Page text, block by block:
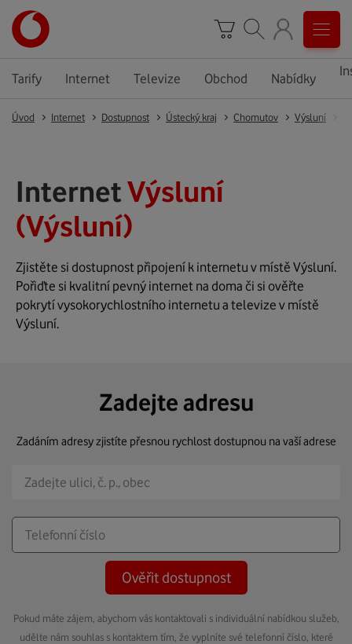
Tarify Internet Televize Obchod Nabídky
Úvod Internet Dostupnost Ústecký kraj Chomutov Výsluní
InternetVýsluní
(Výsluní)
Zjistěte si dostupnost připojení k internetu v místě Výsluní.
Pořiďte si kvalitní pevný internet na doma či si ověřte
pokrytí vysokorychlostního internetu a televize v místě
Výsluní.
Zadejte adresu
Zadáním adresy zjistíte přesnou rychlost dostupnou na vaší adrese
Ověřit dostupnost
Pokud máte zájem, abychom vás kontaktovali s individuální nabídkou služeb,
udělte nám souhlas s kontaktem tím, že vyplníte své telefonní číslo, které